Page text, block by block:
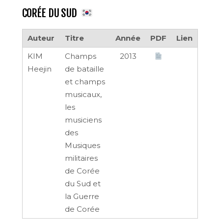
CORÉE DU SUD
Auteur Titre Année PDF
Lien
KIM
Heejin
Champs
de bataille
et champs
musicaux,
les
musiciens
des
Musiques
militaires
de Corée
du Sud et
la Guerre
de Corée
2013